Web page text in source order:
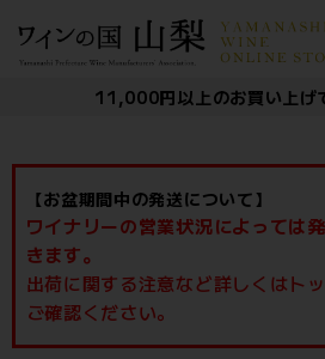
11,000円以上のお買い上げ
【お盆期間中の発送について】
ワイナリーの営業状況によっては
きます。
出荷に関する注意など詳しくはト
ご確認ください。